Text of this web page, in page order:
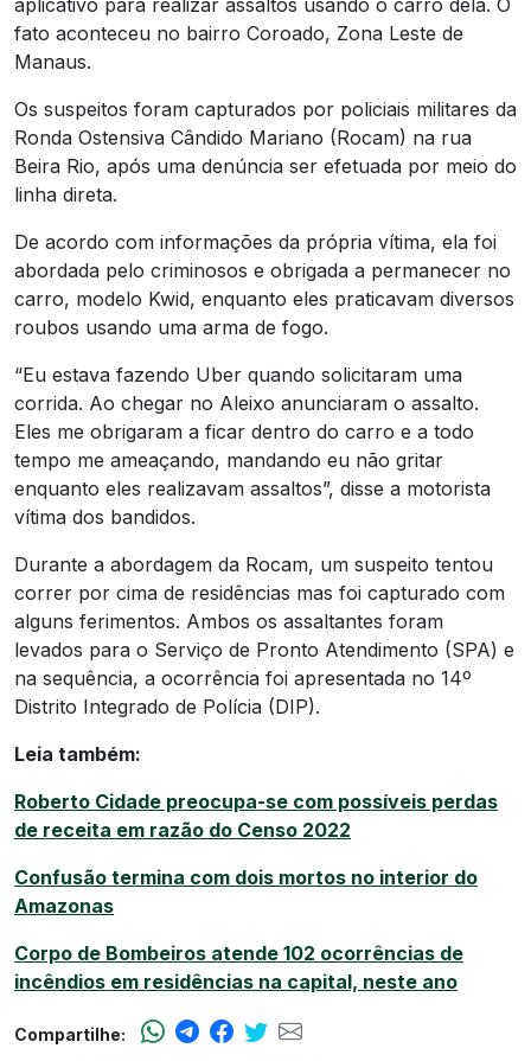
fato aconteceu no bairro Coroado, Zona Leste de
Manaus.
Os suspeitos foram capturados por policiais militares da
Ronda Ostensiva Cândido Mariano (Rocam) na rua
Beira Rio, após uma denúncia ser efetuada por meio do
linha direta.
De acordo com informações da própria vítima, ela foi
abordada pelo criminosos e obrigada a permanecer no
carro, modelo Kwid, enquanto eles praticavam diversos
roubos usando uma arma de fogo.
“Eu estava fazendo Uber quando solicitaram uma
corrida. Ao chegar no Aleixo anunciaram o assalto.
Eles me obrigaram a ficar dentro do carro e a todo
tempo me ameaçando, mandando eu não gritar
enquanto eles realizavam assaltos”, disse a motorista
vítima dos bandidos.
Durante a abordagem da Rocam, um suspeito tentou
correr por cima de residências mas foi capturado com
alguns ferimentos. Ambos os assaltantes foram
levados para o Serviço de Pronto Atendimento (SPA) e
na sequência, a ocorrência foi apresentada no 14º
Distrito Integrado de Polícia (DIP).
Leia também:
Roberto Cidade preocupa-se com possíveis perdas
de receita em razão do Censo 2022
Confusão termina com dois mortos no interior do
Amazonas
Corpo de Bombeiros atende 102 ocorrências de
incêndios em residências na capital, neste ano
Compartilhe: